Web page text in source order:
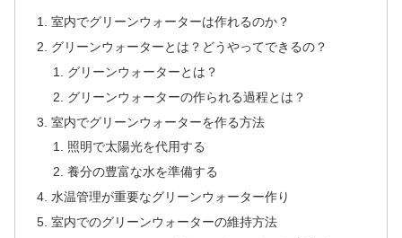
室内でグリーンウォーターは作れるのか？
グリーンウォーターとは？どうやってできるの？
グリーンウォーターとは？
グリーンウォーターの作られる過程とは？
室内でグリーンウォーターを作る方法
照明で太陽光を代用する
養分の豊富な水を準備する
水温管理が重要なグリーンウォーター作り
室内でのグリーンウォーターの維持方法